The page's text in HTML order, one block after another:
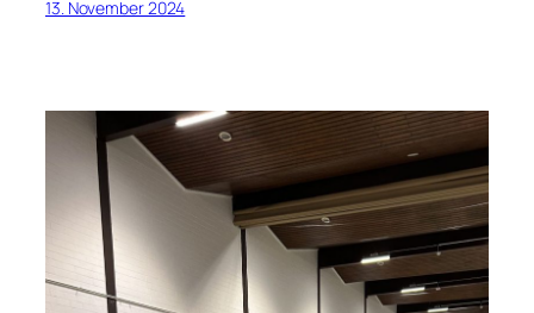
13. November 2024